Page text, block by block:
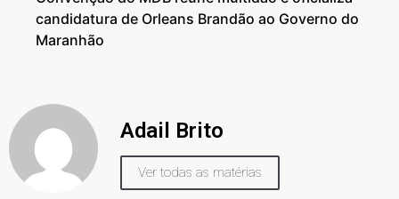
candidatura de Orleans Brandão ao Governo do
Maranhão
Adail Brito
Ver todas as matérias